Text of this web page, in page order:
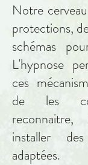
Notre
protections,
schémas
L'hypnose
ces
de les
installer
adaptées.